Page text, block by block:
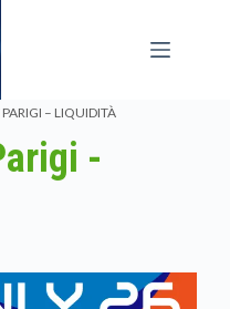
– LIQUIDITÀ
-